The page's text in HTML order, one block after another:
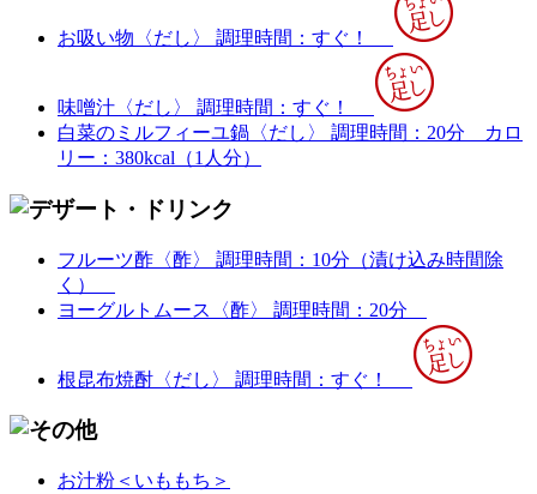
お吸い物〈だし〉 調理時間：すぐ！
味噌汁〈だし〉
調理時間：すぐ！
白菜のミルフィーユ鍋〈だし〉
調理時間：20分
カロ
リー：380kcal（1人分）
フルーツ酢〈酢〉
調理時間：10分（漬け込み時間除
く）
ヨーグルトムース〈酢〉
調理時間：20分
根昆布焼酎〈だし〉 調理時間：すぐ！
お汁粉＜いももち＞